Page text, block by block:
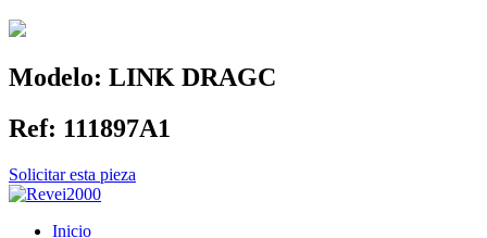
Modelo: LINK DRAGC
Ref: 111897A1
Solicitar esta pieza
Inicio